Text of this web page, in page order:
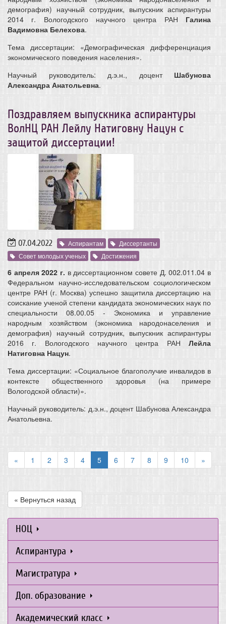
демография) научный сотрудник, выпускник аспирантуры
2014 г. Вологодского научного центра РАН Галина
Вадимовна Белехова.
Тема диссертации: «Демографическая дифференциация
экономического поведения населения».
Научный руководитель: д.э.н., доцент Шабунова
Александра Анатольевна.
Поздравляем выпускника аспирантуры
ВолНЦ РАН Лейлу Натиговну Нацун с
защитой диссертации!
07.04.2022 Аспирантам
Диссертанты
Совет молодых ученых
Достижения
6 апреля 2022 г. в диссертационном совете Д. 002.011.04 в
Федеральном научно-исследовательском социологическом
центре РАН (г. Москва) успешно защитила диссертацию на
соискание ученой степени кандидата экономических наук по
специальности 08.00.05 ‑ Экономика и управление
народным хозяйством (экономика народонаселения и
демография) научный сотрудник, выпускник аспирантуры
2016 г. Вологодского научного центра РАН Лейла
Натиговна Нацун.
Тема диссертации: «Социальное благополучие инвалидов в
контексте общественного здоровья (на примере
Вологодской области)».
Научный руководитель: д.э.н., доцент Шабунова Александра
Анатольевна.
« 1 2 3 4 5 6 7 8 9 10 »
« Вернуться назад
НОЦ
Аспирантура
Магистратура
Доп. образование
Академический класс